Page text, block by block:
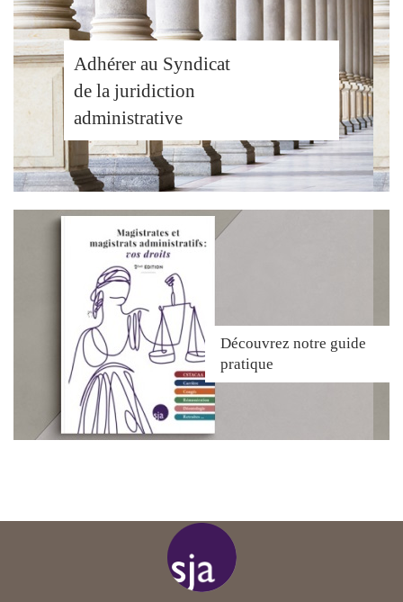
Adhérer au Syndicat
de la juridiction
administrative
Découvrez notre guide
pratique